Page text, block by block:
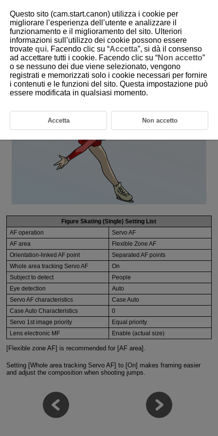
6-17 Winter: Figure Skating (Single)
This setting is perfect for singles figure skating.
Figure Skating (Single) Setting List
AF operation
Servo AF
AF area
Flexible Zone AF
Orientation-linked AF point
Separated AF points
Whole area tracking Servo AF
On
Subject to detect
People
Eye detection
Auto
Servo AF characteristics
Case Auto
Case Auto Characteristics
0
Servo 1st image priority
Equal priority
Lens electronic MF
Enable (actual size)
[Flexible zone AF] is recommended for [AF area].
Setting [Whole area tracking Servo AF] to [On] makes framing easier
and adjust the composition when shooting jumps.
Questo sito (cam.start.canon) utilizza i cookie per
migliorare l’esperienza dell’utente e analizzare il
funzionamento e il miglioramento del sito. Ulteriori
informazioni sull’utilizzo dei cookie possono essere
trovate qui. Facendo clic su “Accetta”, si dà il consenso
ad accettare tutti i cookie. Facendo clic su “Non accetto”
o se nessuno dei due viene selezionato, vengono
registrati e memorizzati solo i cookie necessari per fornire
i contenuti e le funzioni del sito. Questa impostazione può
essere modificata in qualsiasi momento.
Accetta Non accetto